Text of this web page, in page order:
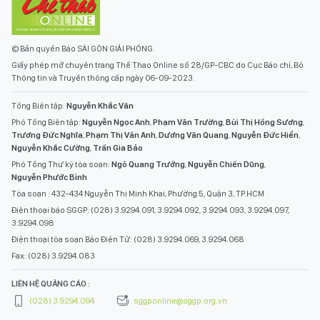
© Bản quyền Báo SÀI GÒN GIẢI PHÓNG.
Giấy phép mở chuyên trang Thể Thao Online số 28/GP-CBC do Cục Báo chí, Bộ
Thông tin và Truyền thông cấp ngày 06-09-2023.
Tổng Biên tập: Nguyễn Khắc Văn
Phó Tổng Biên tập: Nguyễn Ngọc Anh,Phạm Văn Trường,Bùi Thị Hồng Sương,
Trương Đức Nghĩa,Phạm Thị Vân Anh,Dương Văn Quang,Nguyễn Đức Hiển,
Nguyễn Khắc Cường, Trần Gia Bảo
Phó Tổng Thư ký tòa soạn: Ngô Quang Trưởng,Nguyễn Chiến Dũng,
Nguyễn Phước Bình
Tòa soạn : 432-434 Nguyễn Thị Minh Khai, Phường 5, Quận 3, TP.HCM
Điện thoại báo SGGP: (028) 3.9294.091, 3.9294.092, 3.9294.093, 3.9294.097,
3.9294.098
Điện thoại tòa soạn Báo Điện Tử: (028) 3.9294.069, 3.9294.068
Fax: (028) 3.9294.083
LIÊN HỆ QUẢNG CÁO :
(028) 3.9294.094
sggponline@sggp.org.vn